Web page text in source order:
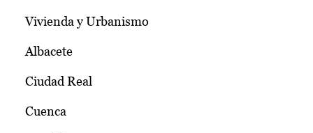
Vivienda y Urbanismo
Albacete
Ciudad Real
Cuenca